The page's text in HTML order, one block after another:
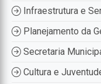
Infraestrutura e
Planejamento da
Secretaria
Cultura e